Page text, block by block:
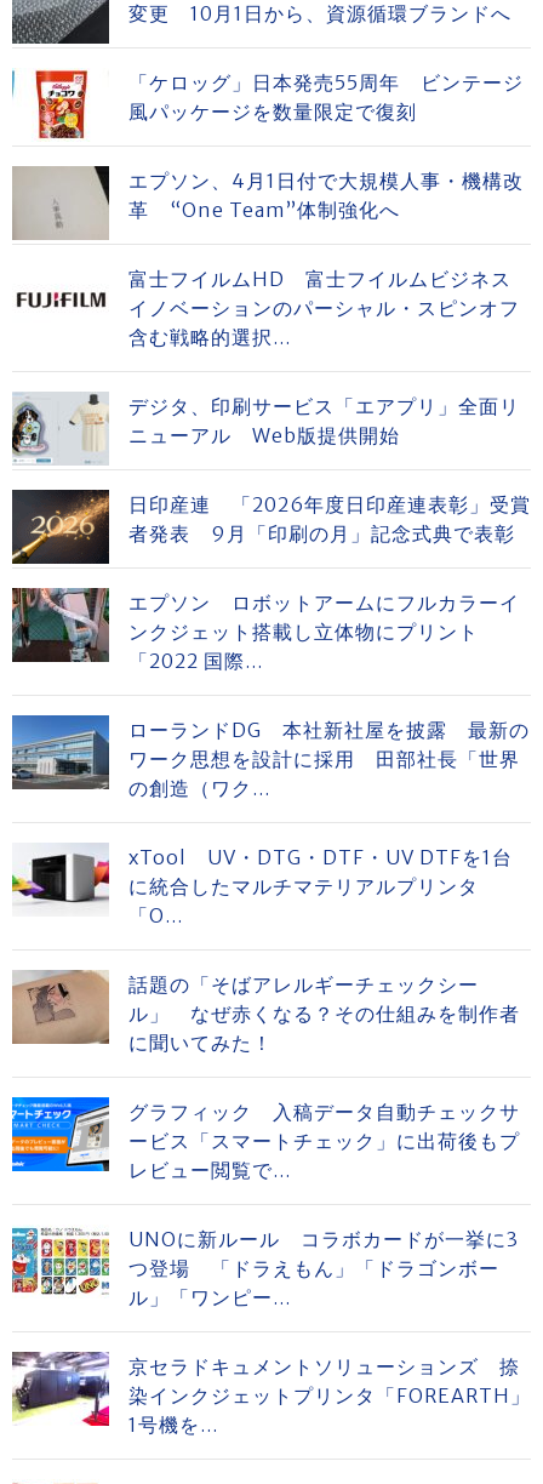
変更 10月1日から、資源循環ブランドへ
「ケロッグ」日本発売55周年 ビンテージ
風パッケージを数量限定で復刻
エプソン、4月1日付で大規模人事・機構改
革 “One Team”体制強化へ
富士フイルムHD 富士フイルムビジネス
イノベーションのパーシャル・スピンオフ
含む戦略的選択...
デジタ、印刷サービス「エアプリ」全面リ
ニューアル Web版提供開始
日印産連 「2026年度日印産連表彰」受賞
者発表 9月「印刷の月」記念式典で表彰
エプソン ロボットアームにフルカラーイ
ンクジェット搭載し立体物にプリント
「2022 国際...
ローランドDG 本社新社屋を披露 最新の
ワーク思想を設計に採用 田部社長「世界
の創造（ワク...
xTool UV・DTG・DTF・UV DTFを1台
に統合したマルチマテリアルプリンタ
「O...
話題の「そばアレルギーチェックシー
ル」 なぜ赤くなる？その仕組みを制作者
に聞いてみた！
グラフィック 入稿データ自動チェックサ
ービス「スマートチェック」に出荷後もプ
レビュー閲覧で...
UNOに新ルール コラボカードが一挙に3
つ登場 「ドラえもん」「ドラゴンボー
ル」「ワンピー...
京セラドキュメントソリューションズ 捺
染インクジェットプリンタ「FOREARTH」
1号機を...